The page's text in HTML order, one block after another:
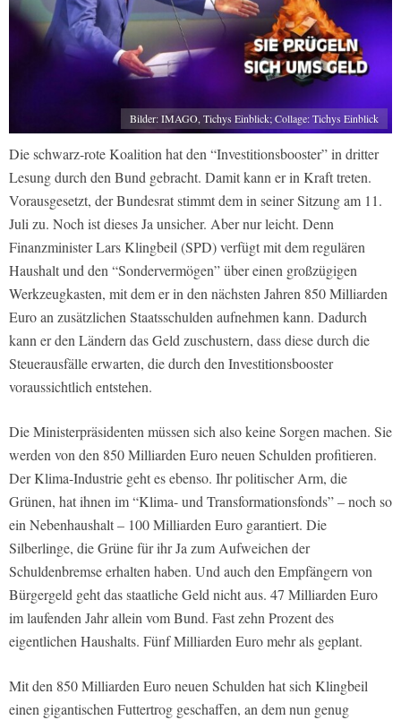
Bilder: IMAGO, Tichys Einblick; Collage: Tichys Einblick
Die schwarz-rote Koalition hat den “Investitionsbooster” in dritter
Lesung durch den Bund gebracht. Damit kann er in Kraft treten.
Vorausgesetzt, der Bundesrat stimmt dem in seiner Sitzung am 11.
Juli zu. Noch ist dieses Ja unsicher. Aber nur leicht. Denn
Finanzminister Lars Klingbeil (SPD) verfügt mit dem regulären
Haushalt und den “Sondervermögen” über einen großzügigen
Werkzeugkasten, mit dem er in den nächsten Jahren 850 Milliarden
Euro an zusätzlichen Staatsschulden aufnehmen kann. Dadurch
kann er den Ländern das Geld zuschustern, dass diese durch die
Steuerausfälle erwarten, die durch den Investitionsbooster
voraussichtlich entstehen.
Die Ministerpräsidenten müssen sich also keine Sorgen machen. Sie
werden von den 850 Milliarden Euro neuen Schulden profitieren.
Der Klima-Industrie geht es ebenso. Ihr politischer Arm, die
Grünen, hat ihnen im “Klima- und Transformationsfonds” – noch so
ein Nebenhaushalt – 100 Milliarden Euro garantiert. Die
Silberlinge, die Grüne für ihr Ja zum Aufweichen der
Schuldenbremse erhalten haben. Und auch den Empfängern von
Bürgergeld geht das staatliche Geld nicht aus. 47 Milliarden Euro
im laufenden Jahr allein vom Bund. Fast zehn Prozent des
eigentlichen Haushalts. Fünf Milliarden Euro mehr als geplant.
Mit den 850 Milliarden Euro neuen Schulden hat sich Klingbeil
einen gigantischen Futtertrog geschaffen, an dem nun genug